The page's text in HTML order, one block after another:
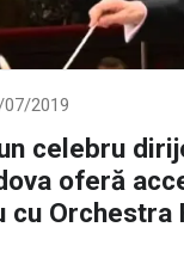
2019
celebru
oferă
cu Orchestra